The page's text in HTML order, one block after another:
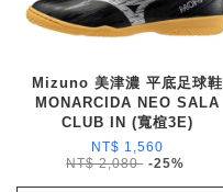
Mizuno 美津濃 平底足球鞋
MONARCIDA NEO SALA
CLUB IN (寬楦3E)
NT$ 1,560
NT$ 2,080 -25%